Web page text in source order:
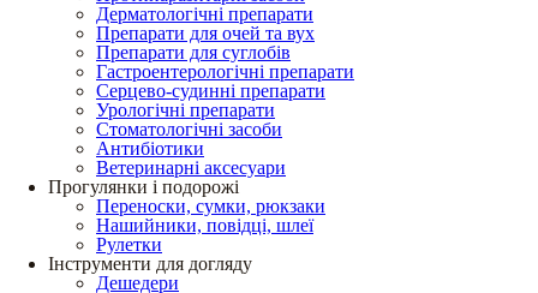
Дерматологічні препарати
Препарати для очей та вух
Препарати для суглобів
Гастроентерологічні препарати
Серцево-судинні препарати
Урологічні препарати
Стоматологічні засоби
Антибіотики
Ветеринарні аксесуари
Прогулянки і подорожі
Переноски, сумки, рюкзаки
Нашийники, повідці, шлеї
Рулетки
Інструменти для догляду
Дешедери